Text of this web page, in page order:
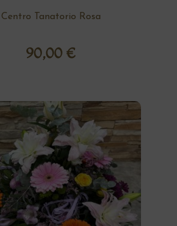
Centro Tanatorio Rosa
90,00 €